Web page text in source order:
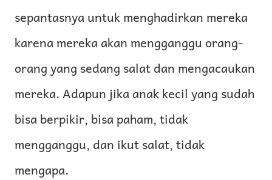
sepantasnya untuk menghadirkan mereka
karena mereka akan mengganggu orang-
orang yang sedang salat dan mengacaukan
mereka. Adapun jika anak kecil yang sudah
bisa berpikir, bisa paham, tidak
mengganggu, dan ikut salat, tidak
mengapa.